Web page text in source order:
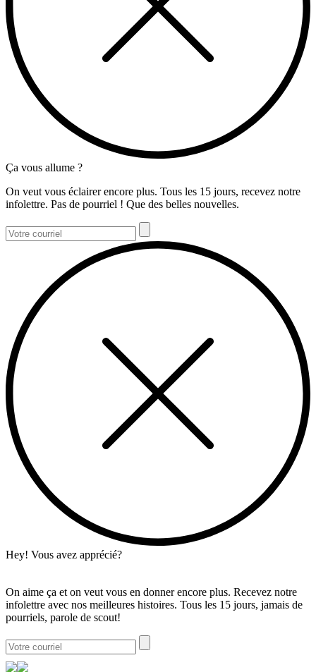
Ça vous allume ?
On veut vous éclairer encore plus. Tous les 15 jours, recevez notre
infolettre. Pas de pourriel ! Que des belles nouvelles.
Hey! Vous avez apprécié?
On aime ça et on veut vous en donner encore plus. Recevez notre
infolettre avec nos meilleures histoires. Tous les 15 jours, jamais de
pourriels, parole de scout!